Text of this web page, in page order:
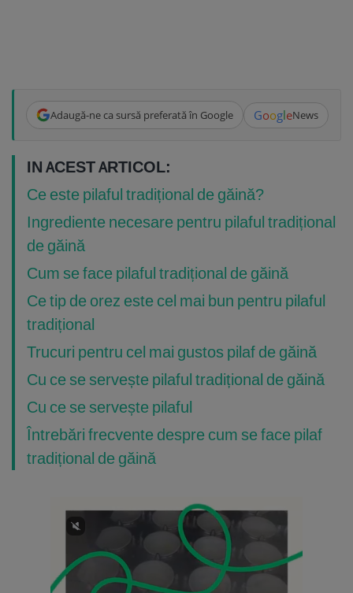
Adaugă-ne ca sursă preferată în Google GoogleNews
IN ACEST ARTICOL:
Ce este pilaful tradițional de găină?
Ingrediente necesare pentru pilaful tradițional
de găină
Cum se face pilaful tradițional de găină
Ce tip de orez este cel mai bun pentru pilaful
tradițional
Trucuri pentru cel mai gustos pilaf de găină
Cu ce se servește pilaful tradițional de găină
Cu ce se servește pilaful
Întrebări frecvente despre cum se face pilaf
tradițional de găină